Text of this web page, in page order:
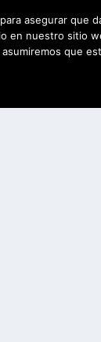
asegurar que
en nuestro sitio
que